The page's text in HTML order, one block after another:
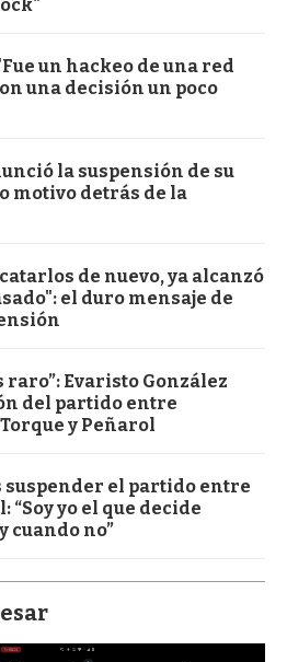
un hackeo de una red
una decisión un poco
la suspensión de su
motivo detrás de la
de nuevo, ya alcanzó
el duro mensaje de
raro”: Evaristo González
del partido entre
y Peñarol
suspender el partido entre
“Soy yo el que decide
cuando no”